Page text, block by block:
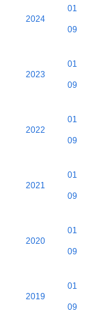
2024
01
09
2023
01
09
2022
01
09
2021
01
09
2020
01
09
2019
01
09